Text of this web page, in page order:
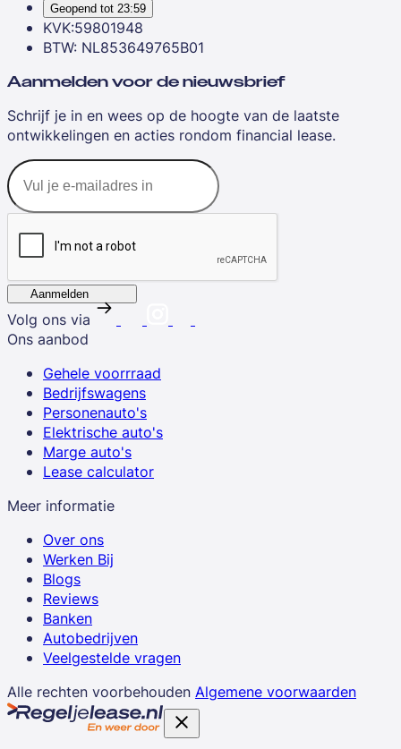
Geopend tot 23:59
KVK:59801948
BTW: NL853649765B01
Aanmelden voor de nieuwsbrief
Schrijf je in en wees op de hoogte van de laatste
ontwikkelingen en acties rondom financial lease.
Aanmelden
Volg ons via
Ons aanbod
Gehele voorrraad
Bedrijfswagens
Personenauto's
Elektrische auto's
Marge auto's
Lease calculator
Meer informatie
Over ons
Werken Bij
Blogs
Reviews
Banken
Autobedrijven
Veelgestelde vragen
Alle rechten voorbehouden Algemene voorwaarden